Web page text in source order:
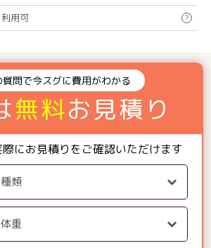
利用可 ?
問で今スグに費用がわかる
無料お見積り
にお見積りをご確認いただけます